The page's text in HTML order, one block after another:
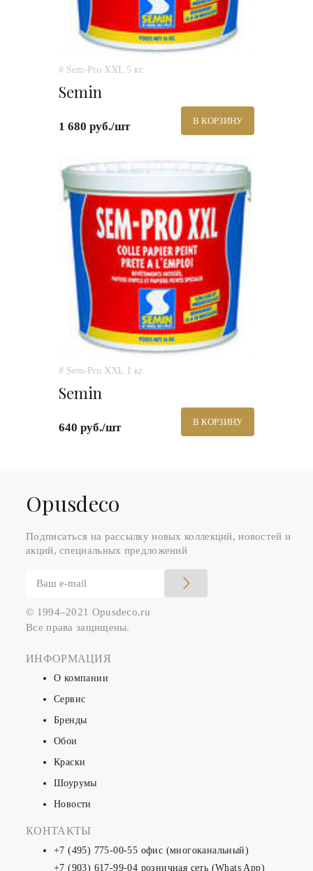
# Sem-Pro XXL 5 кг.
Semin
1 680 руб./шт В КОРЗИНУ
# Sem-Pro XXL 1 кг.
Semin
640 руб./шт В КОРЗИНУ
Оpusdeco
Подписаться на рассылку новых коллекций, новостей и
акций, специальных предложений
© 1994–2021 Opusdeco.ru
Все права защищены.
ИНФОРМАЦИЯ
О компании
Сервис
Бренды
Обои
Краски
Шоурумы
Новости
КОНТАКТЫ
+7 (495) 775-00-55 офис (многоканальный)
+7 (903) 617-99-04 розничная сеть (Whats App)